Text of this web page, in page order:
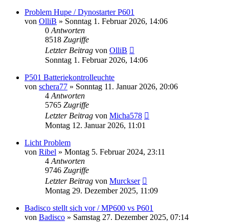
Problem Hupe / Dynostarter P601
von OlliB » Sonntag 1. Februar 2026, 14:06
0 Antworten
8518 Zugriffe
Letzter Beitrag von OlliB
Sonntag 1. Februar 2026, 14:06
P501 Batteriekontrolleuchte
von schera77 » Sonntag 11. Januar 2026, 20:06
4 Antworten
5765 Zugriffe
Letzter Beitrag von Micha578
Montag 12. Januar 2026, 11:01
Licht Problem
von Ribel » Montag 5. Februar 2024, 23:11
4 Antworten
9746 Zugriffe
Letzter Beitrag von Murckser
Montag 29. Dezember 2025, 11:09
Badisco stellt sich vor / MP600 vs P601
von Badisco » Samstag 27. Dezember 2025, 07:14